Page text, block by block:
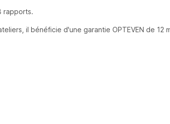
rapports.
il bénéficie d'une garantie OPTEVEN de 12